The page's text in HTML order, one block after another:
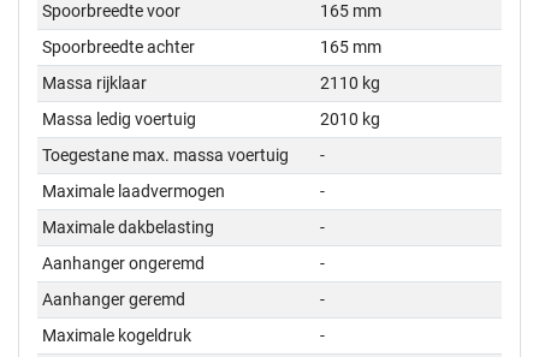
Spoorbreedte voor
165 mm
Spoorbreedte achter
165 mm
Massa rijklaar
2110 kg
Massa ledig voertuig
2010 kg
Toegestane max. massa voertuig
-
Maximale laadvermogen
-
Maximale dakbelasting
-
Aanhanger ongeremd
-
Aanhanger geremd
-
Maximale kogeldruk
-